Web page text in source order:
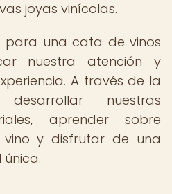
joyas vinícolas.
para una cata de vinos
nuestra atención y
A través de la
nuestras
aprender sobre
y disfrutar de una
única.